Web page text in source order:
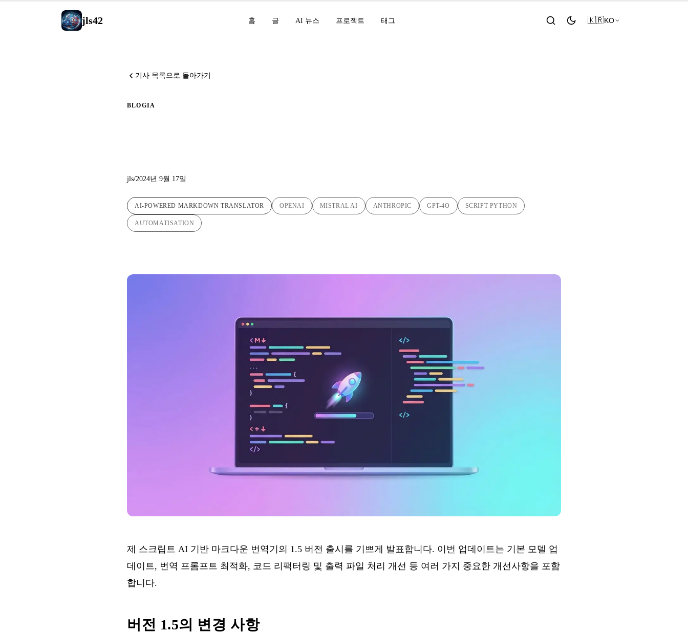
jls42 홈 글 AI 뉴스 프로젝트 태그 🇰🇷KO
기사 목록으로 돌아가기
BLOGIA
jls/2024년 9월 17일
AI-POWERED MARKDOWN TRANSLATOR OPENAI MISTRAL AI ANTHROPIC GPT-4O SCRIPT PYTHON
AUTOMATISATION
제 스크립트 AI 기반 마크다운 번역기 의 1.5 버전 출시를 기쁘게 발표합니다. 이번 업데이트는 기본 모델 업
데이트, 번역 프롬프트 최적화, 코드 리팩터링 및 출력 파일 처리 개선 등 여러 가지 중요한 개선사항을 포함
합니다.
버전 1.5의 변경 사항